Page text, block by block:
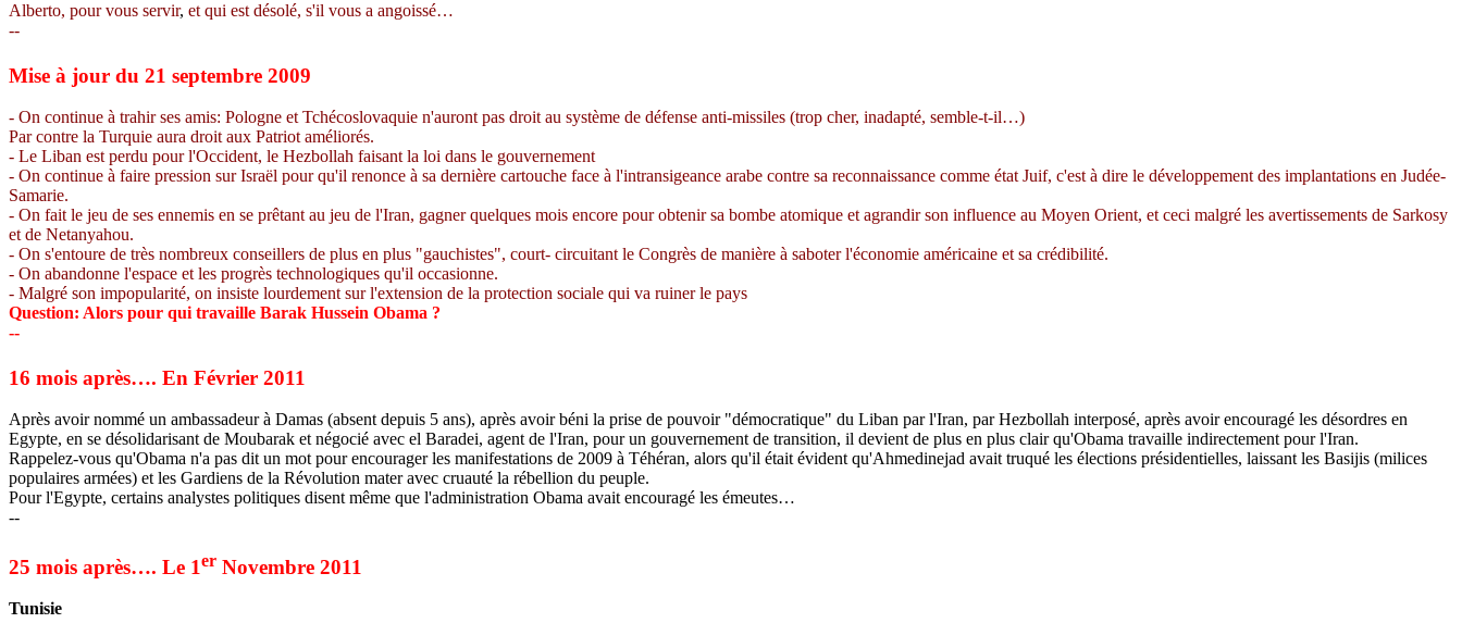
Alberto, pour vous servir, et qui est désolé, s'il vous a angoissé…
--
Mise à jour du 21 septembre 2009
- On continue à trahir ses amis: Pologne et Tchécoslovaquie n'auront pas droit au système de défense anti-missiles (trop cher, inadapté, semble-t-il…)
Par contre la Turquie aura droit aux Patriot améliorés.
- Le Liban est perdu pour l'Occident, le Hezbollah faisant la loi dans le gouvernement
- On continue à faire pression sur Israël pour qu'il renonce à sa dernière cartouche face à l'intransigeance arabe contre sa reconnaissance comme état Juif, c'est à dire le développement des implantations en Judée-
Samarie.
- On fait le jeu de ses ennemis en se prêtant au jeu de l'Iran, gagner quelques mois encore pour obtenir sa bombe atomique et agrandir son influence au Moyen Orient, et ceci malgré les avertissements de Sarkosy
et de Netanyahou.
- On s'entoure de très nombreux conseillers de plus en plus "gauchistes", court- circuitant le Congrès de manière à saboter l'économie américaine et sa crédibilité.
- On abandonne l'espace et les progrès technologiques qu'il occasionne.
- Malgré son impopularité, on insiste lourdement sur l'extension de la protection sociale qui va ruiner le pays
Question: Alors pour qui travaille Barak Hussein Obama ?
--
16 mois après…. En Février 2011
Après avoir nommé un ambassadeur à Damas (absent depuis 5 ans), après avoir béni la prise de pouvoir "démocratique" du Liban par l'Iran, par Hezbollah interposé, après avoir encouragé les désordres en
Egypte, en se désolidarisant de Moubarak et négocié avec el Baradei, agent de l'Iran, pour un gouvernement de transition, il devient de plus en plus clair qu'Obama travaille indirectement pour l'Iran.
Rappelez-vous qu'Obama n'a pas dit un mot pour encourager les manifestations de 2009 à Téhéran, alors qu'il était évident qu'Ahmedinejad avait truqué les élections présidentielles, laissant les Basijis (milices
populaires armées) et les Gardiens de la Révolution mater avec cruauté la rébellion du peuple.
Pour l'Egypte, certains analystes politiques disent même que l'administration Obama avait encouragé les émeutes…
--
25 mois après…. Le 1er Novembre 2011
Tunisie